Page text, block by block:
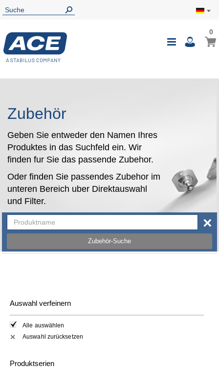
00
Zubehör
Geben Sie entweder den Namen Ihres
Produktes in das Suchfeld ein. Wir
finden fur Sie das passende Zubehor.
Oder finden Sie passendes Zubehor im
unteren Bereich uber Direktauswahl
und Filter.
Zubehör-Suche
×
Auswahl verfeinern
Alle auswählen
✕ Auswahl zurücksetzen
Produktserien